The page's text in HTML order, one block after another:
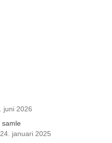
juni 2026
samle
januari 2025